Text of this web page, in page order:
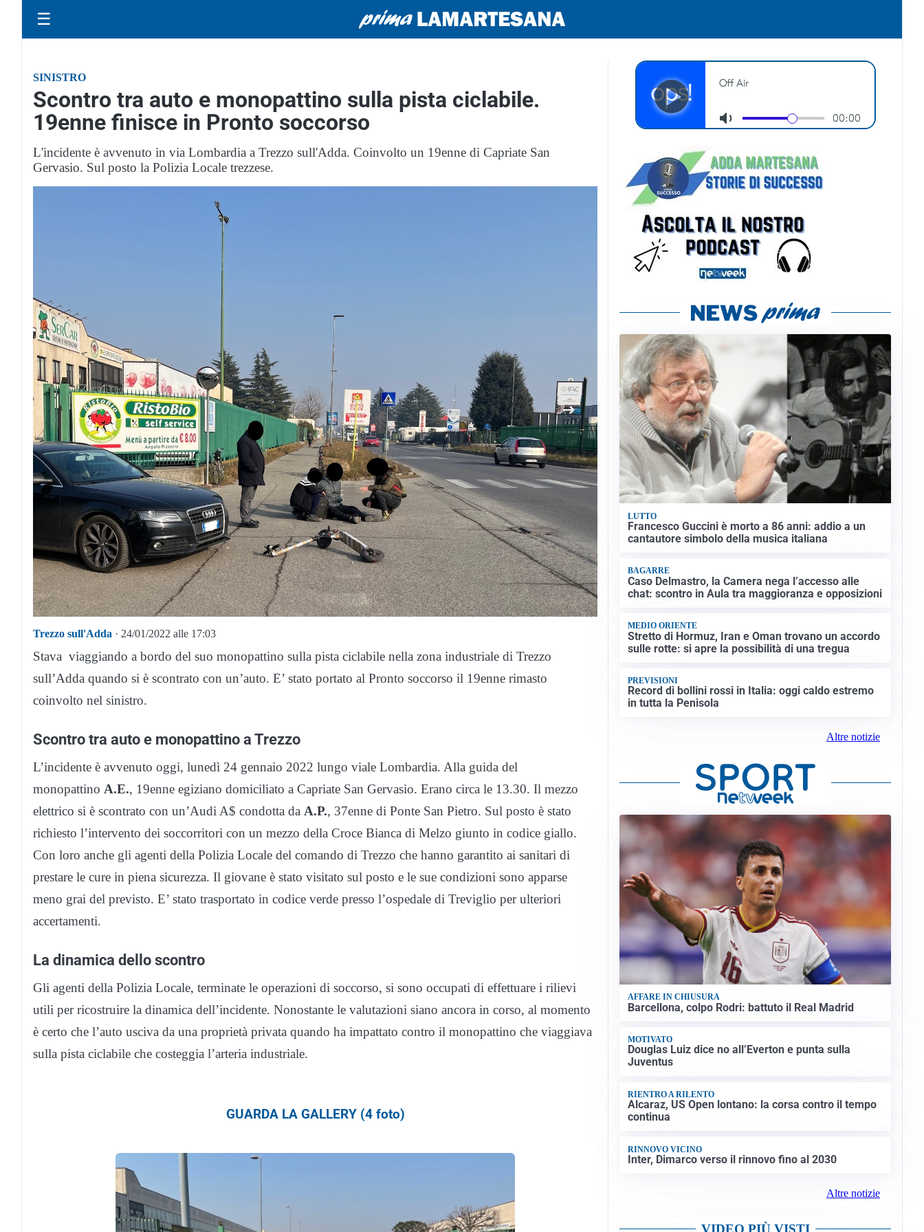
☰
SINISTRO
Scontro tra auto e monopattino sulla pista ciclabile.
19enne finisce in Pronto soccorso
L'incidente è avvenuto in via Lombardia a Trezzo sull'Adda. Coinvolto un 19enne di Capriate San
Gervasio. Sul posto la Polizia Locale trezzese.
Trezzo sull'Adda · 24/01/2022 alle 17:03
Stava viaggiando a bordo del suo monopattino sulla pista ciclabile nella zona industriale di Trezzo
sull’Adda quando si è scontrato con un’auto. E’ stato portato al Pronto soccorso il 19enne rimasto
coinvolto nel sinistro.
Scontro tra auto e monopattino a Trezzo
L’incidente è avvenuto oggi, lunedì 24 gennaio 2022 lungo viale Lombardia. Alla guida del
monopattino A.E., 19enne egiziano domiciliato a Capriate San Gervasio. Erano circa le 13.30. Il mezzo
elettrico si è scontrato con un’Audi A$ condotta da A.P., 37enne di Ponte San Pietro. Sul posto è stato
richiesto l’intervento dei soccorritori con un mezzo della Croce Bianca di Melzo giunto in codice giallo.
Con loro anche gli agenti della Polizia Locale del comando di Trezzo che hanno garantito ai sanitari di
prestare le cure in piena sicurezza. Il giovane è stato visitato sul posto e le sue condizioni sono apparse
meno grai del previsto. E’ stato trasportato in codice verde presso l’ospedale di Treviglio per ulteriori
accertamenti.
La dinamica dello scontro
Gli agenti della Polizia Locale, terminate le operazioni di soccorso, si sono occupati di effettuare i rilievi
utili per ricostruire la dinamica dell’incidente. Nonostante le valutazioni siano ancora in corso, al momento
è certo che l’auto usciva da una proprietà privata quando ha impattato contro il monopattino che viaggiava
sulla pista ciclabile che costeggia l’arteria industriale.
GUARDA LA GALLERY (4 foto)
LUTTO
Francesco Guccini è morto a 86 anni: addio a un
cantautore simbolo della musica italiana
BAGARRE
Caso Delmastro, la Camera nega l’accesso alle
chat: scontro in Aula tra maggioranza e opposizioni
MEDIO ORIENTE
Stretto di Hormuz, Iran e Oman trovano un accordo
sulle rotte: si apre la possibilità di una tregua
PREVISIONI
Record di bollini rossi in Italia: oggi caldo estremo
in tutta la Penisola
Altre notizie
AFFARE IN CHIUSURA
Barcellona, colpo Rodri: battuto il Real Madrid
MOTIVATO
Douglas Luiz dice no all’Everton e punta sulla
Juventus
RIENTRO A RILENTO
Alcaraz, US Open lontano: la corsa contro il tempo
continua
RINNOVO VICINO
Inter, Dimarco verso il rinnovo fino al 2030
Altre notizie
VIDEO PIÙ VISTI